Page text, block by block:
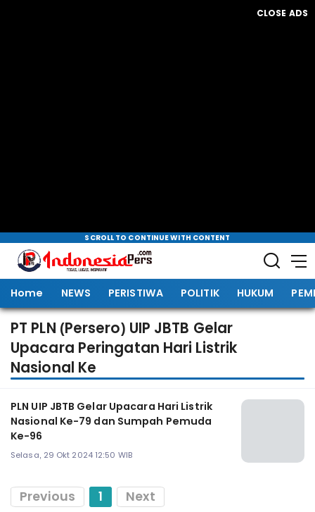
CLOSE ADS
SCROLL TO CONTINUE WITH CONTENT
Home NEWS PERISTIWA POLITIK HUKUM
PT PLN (Persero) UIP JBTB Gelar
Upacara Peringatan Hari Listrik
Nasional Ke
PLN UIP JBTB Gelar Upacara Hari Listrik
Nasional Ke-79 dan Sumpah Pemuda
Ke-96
Selasa, 29 Okt 2024 12:50 WIB
Previous 1 Next